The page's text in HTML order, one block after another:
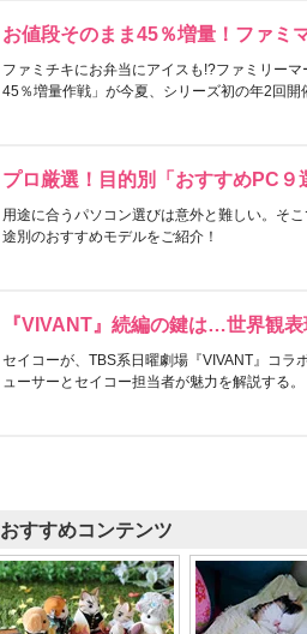
お値段そのまま45％増量！ファミ
ファミチキにお弁当にアイスも!?ファミリー
45％増量作戦」が今夏、シリーズ初の年2回開
プロ厳選！目的別「おすすめPC９
用途に合うパソコン選びは意外と難しい。そ
途別のおすすめモデルをご紹介！
『VIVANT』続編の鍵は…世界観
セイコーが、TBS系日曜劇場『VIVANT』コラ
ューサーとセイコー担当者が魅力を解説する。
おすすめコンテンツ